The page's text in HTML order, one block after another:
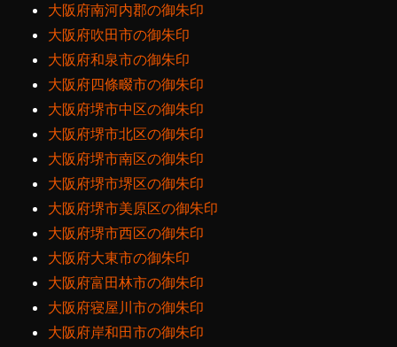
大阪府南河内郡の御朱印
大阪府吹田市の御朱印
大阪府和泉市の御朱印
大阪府四條畷市の御朱印
大阪府堺市中区の御朱印
大阪府堺市北区の御朱印
大阪府堺市南区の御朱印
大阪府堺市堺区の御朱印
大阪府堺市美原区の御朱印
大阪府堺市西区の御朱印
大阪府大東市の御朱印
大阪府富田林市の御朱印
大阪府寝屋川市の御朱印
大阪府岸和田市の御朱印